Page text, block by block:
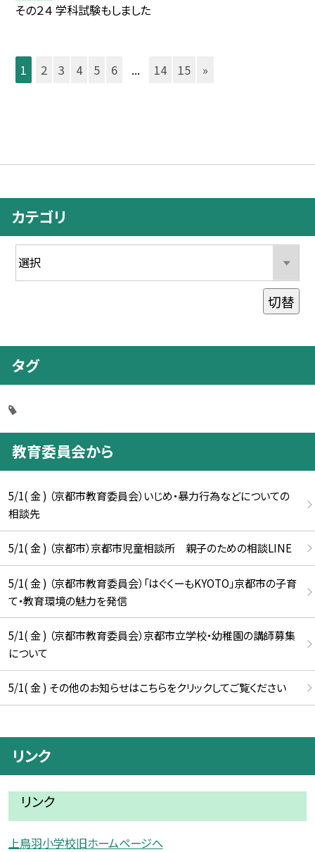
その２４ 学科試験もしました
1 2 3 4 5 6 ... 14 15 »
カテゴリ
切替
タグ
教育委員会から
5/1( 金 ) （京都市教育委員会）いじめ・暴力行為などについての
相談先
5/1( 金 ) （京都市）京都市児童相談所 親子のための相談LINE
5/1( 金 ) （京都市教育委員会）「はぐくーもKYOTO」京都市の子育
て・教育環境の魅力を発信
5/1( 金 ) （京都市教育委員会）京都市立学校・幼稚園の講師募集
について
5/1( 金 ) その他のお知らせはこちらをクリックしてご覧ください
リンク
リンク
上鳥羽小学校旧ホームページへ